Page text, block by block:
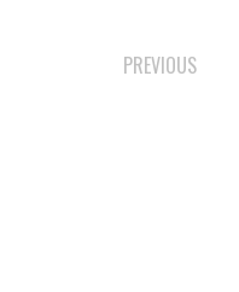
PREVIOUS